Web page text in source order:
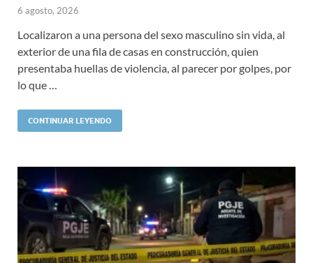
6 agosto, 2026
Localizaron a una persona del sexo masculino sin vida, al
exterior de una fila de casas en construcción, quien
presentaba huellas de violencia, al parecer por golpes, por
lo que …
CONTINUAR LEYENDO